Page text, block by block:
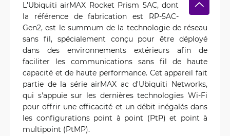
L'Ubiquiti airMAX Rocket Prism 5AC, dont
la référence de fabrication est RP-5AC-
Gen2, est le summum de la technologie de réseau
sans fil, spécialement conçu pour être déployé
dans des environnements extérieurs afin de
faciliter les communications sans fil de haute
capacité et de haute performance. Cet appareil fait
partie de la série airMAX ac d'Ubiquiti Networks,
qui s'appuie sur les dernières technologies Wi-Fi
pour offrir une efficacité et un débit inégalés dans
les configurations point à point (PtP) et point à
multipoint (PtMP).